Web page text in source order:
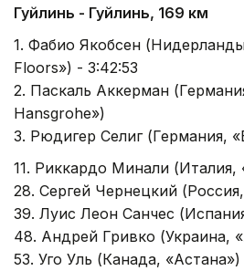
Гуйлинь - Гуйлинь, 169 км
1. Фабио Якобсен
Floors») - 3:42:53
2. Паскаль Аккерман
Hansgrohe»)
3. Рюдигер Селиг (Германия,
11. Риккардо Минали (Италия,
28. Сергей Чернецкий
39. Луис Леон Санчес
48. Андрей Гривко (Украина,
53. Уго Уль (Канада, «Астана»)